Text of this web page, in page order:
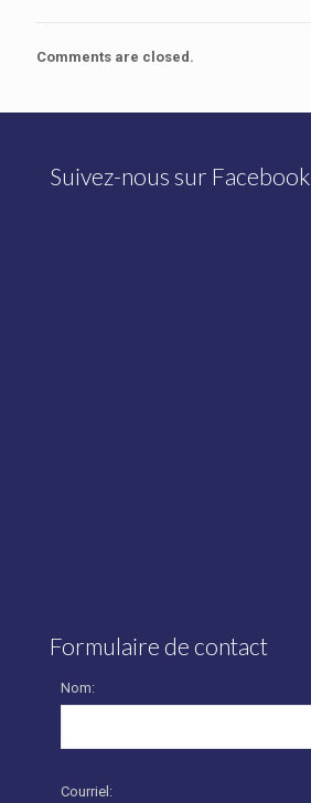
Comments are closed.
Suivez-nous sur Facebook
Formulaire de contact
Nom:
Courriel: